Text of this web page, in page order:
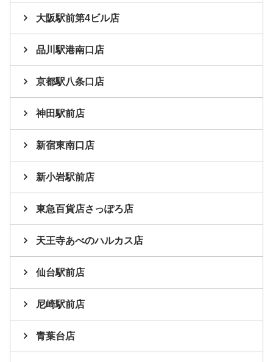
大阪駅前第4ビル店
品川駅港南口店
京都駅八条口店
神田駅前店
新宿東南口店
新小岩駅前店
東急百貨店さっぽろ店
天王寺あべのハルカス店
仙台駅前店
尼崎駅前店
青葉台店